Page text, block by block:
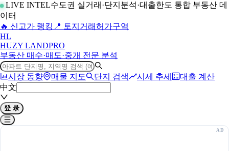
LIVE INTEL수도권 실거래·단지분석·대출한도 통합 부동산 데
이터
🔥 신고가 랭킹 📍 토지거래허가구역
HL
HUZY LANDPRO
부동산 매수·매도·중개 전문 분석
시장 동향 매물 지도 단지 검색 시세 추세
대출 계산
中文
登 录